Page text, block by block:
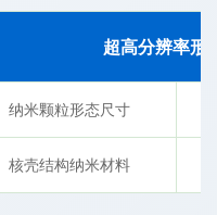
超高分辨率形
纳米颗粒形态尺寸
核壳结构纳米材料